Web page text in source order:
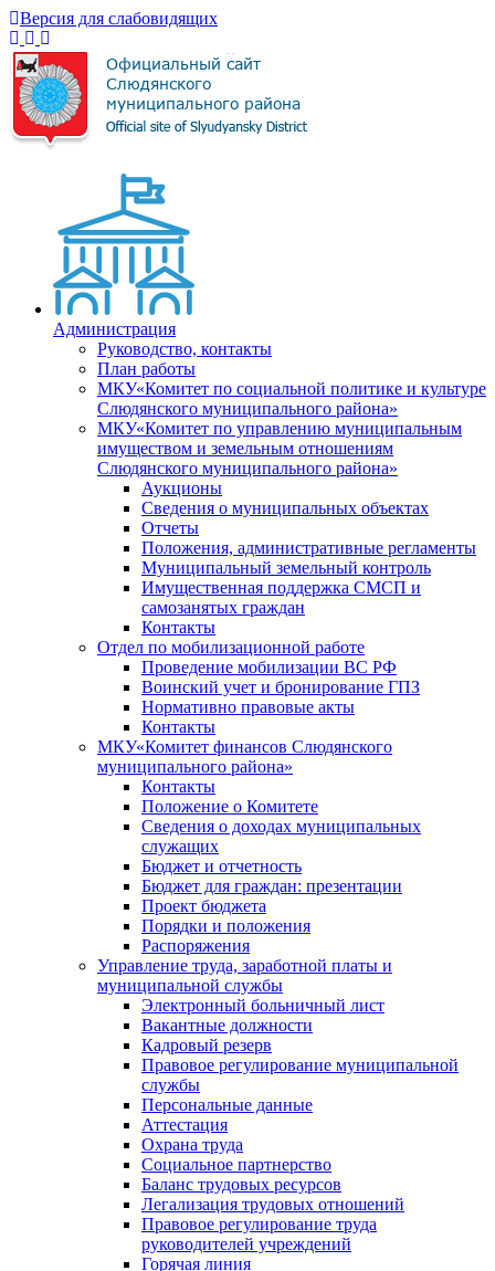
Версия для слабовидящих
Администрация
Руководство, контакты
План работы
МКУ«Комитет по социальной политике и культуре
Слюдянского муниципального района»
МКУ«Комитет по управлению муниципальным
имуществом и земельным отношениям
Слюдянского муниципального района»
Аукционы
Сведения о муниципальных объектах
Отчеты
Положения, административные регламенты
Муниципальный земельный контроль
Имущественная поддержка СМСП и
самозанятых граждан
Контакты
Отдел по мобилизационной работе
Проведение мобилизации ВС РФ
Воинский учет и бронирование ГПЗ
Нормативно правовые акты
Контакты
МКУ«Комитет финансов Слюдянского
муниципального района»
Контакты
Положение о Комитете
Сведения о доходах муниципальных
служащих
Бюджет и отчетность
Бюджет для граждан: презентации
Проект бюджета
Порядки и положения
Распоряжения
Управление труда, заработной платы и
муниципальной службы
Электронный больничный лист
Вакантные должности
Кадровый резерв
Правовое регулирование муниципальной
службы
Персональные данные
Аттестация
Охрана труда
Социальное партнерство
Баланс трудовых ресурсов
Легализация трудовых отношений
Правовое регулирование труда
руководителей учреждений
Горячая линия